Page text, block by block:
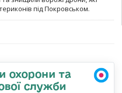
під Покровськом.
охорони та
служби